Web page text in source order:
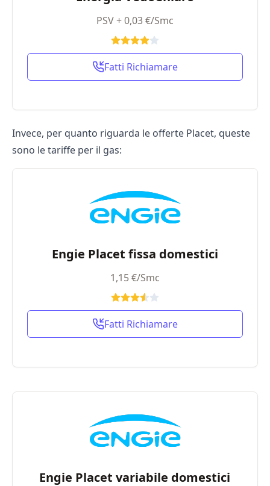
PSV + 0,03 €/Smc
Fatti Richiamare
Invece, per quanto riguarda le offerte Placet, queste
sono le tariffe per il gas:
Engie Placet fissa domestici
1,15 €/Smc
Fatti Richiamare
Engie Placet variabile domestici